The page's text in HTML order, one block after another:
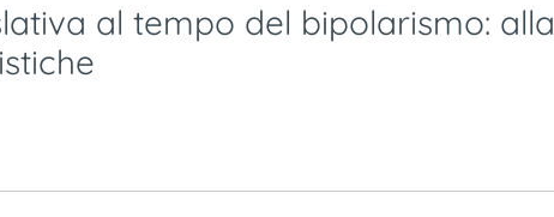
al tempo del bipolarismo: alla